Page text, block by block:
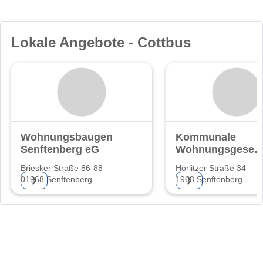
Lokale Angebote - Cottbus
Wohnungsbaugenossenschaft
Senftenberg eG
Briesker Straße 86-88
01968 Senftenberg
❯
Kommunale
Senftenberg mbH
Horlitzer Straße 34
1968 Senftenberg
❯